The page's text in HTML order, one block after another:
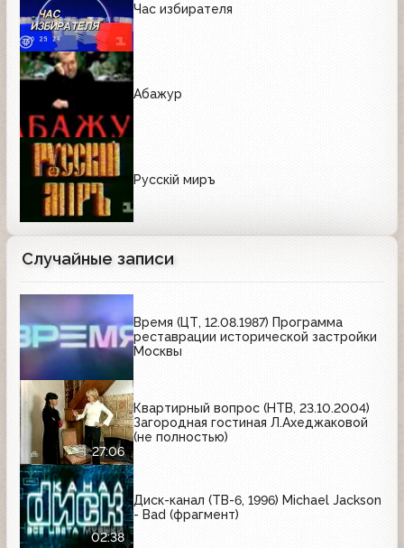
Час избирателя
Абажур
Русскiй миръ
Случайные записи
Время (ЦТ, 12.08.1987) Программа
реставрации исторической застройки
Москвы
27:06
Квартирный вопрос (НТВ, 23.10.2004)
Загородная гостиная Л.Ахеджаковой
(не полностью)
02:38
Диск-канал (ТВ-6, 1996) Michael Jackson
- Bad (фрагмент)